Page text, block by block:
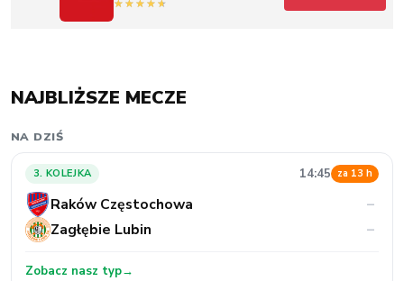
NAJBLIŻSZE MECZE
NA DZIŚ
3. KOLEJKA 14:45 za 13 h
Raków Częstochowa
–
Zagłębie Lubin
–
Zobacz nasz typ→